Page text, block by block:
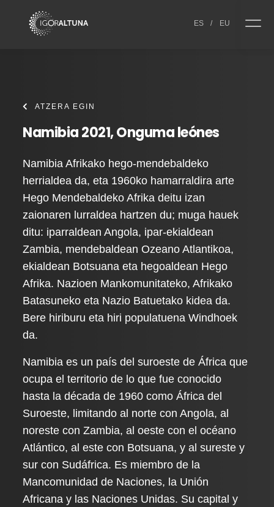
ES / EU
ATZERA EGIN
Namibia 2021, Onguma leónes
Namibia Afrikako hego-mendebaldeko
herrialdea da, eta 1960ko hamarraldira arte
Hego Mendebaldeko Afrika deitu izan
zaionaren lurraldea hartzen du; muga hauek
ditu: iparraldean Angola, ipar-ekialdean
Zambia, mendebaldean Ozeano Atlantikoa,
ekialdean Botsuana eta hegoaldean Hego
Afrika. Nazioen Mankomunitateko, Afrikako
Batasuneko eta Nazio Batuetako kidea da.
Bere hiriburu eta hiri populatuena Windhoek
da.
Namibia es un país del suroeste de África que
ocupa el territorio de lo que fue conocido
hasta la década de 1960 como África del
Suroeste, limitando al norte con Angola, al
noreste con Zambia, al oeste con el océano
Atlántico, al este con Botsuana, y al sureste y
sur con Sudáfrica. Es miembro de la
Mancomunidad de Naciones, la Unión
Africana y las Naciones Unidas. Su capital y